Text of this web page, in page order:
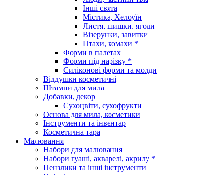
Інші свята
Містика, Хелоуїн
Листя, шишки, ягоди
Візерунки, завитки
Птахи, комахи *
Форми в палетах
Форми під нарізку *
Силіконові форми та молди
Віддушки косметичні
Штампи для мила
Добавки, декор
Сухоцвіти, сухофрукти
Основа для мила, косметики
Інструменти та інвентар
Косметична тара
Малювання
Набори для малювання
Набори гуаші, акварелі, акрилу *
Пензлики та інші інструменти